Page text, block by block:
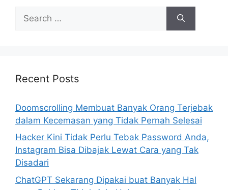
h
r
:
Recent Posts
Doomscrolling Membuat Banyak Orang Terjebak
dalam Kecemasan yang Tidak Pernah Selesai
Hacker Kini Tidak Perlu Tebak Password Anda,
Instagram Bisa Dibajak Lewat Cara yang Tak
Disadari
ChatGPT Sekarang Dipakai buat Banyak Hal